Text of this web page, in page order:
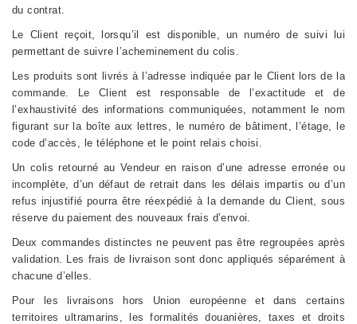
du contrat.
Le Client reçoit, lorsqu’il est disponible, un numéro de suivi lui
permettant de suivre l’acheminement du colis.
Les produits sont livrés à l’adresse indiquée par le Client lors de la
commande. Le Client est responsable de l’exactitude et de
l’exhaustivité des informations communiquées, notamment le nom
figurant sur la boîte aux lettres, le numéro de bâtiment, l’étage, le
code d’accès, le téléphone et le point relais choisi.
Un colis retourné au Vendeur en raison d’une adresse erronée ou
incomplète, d’un défaut de retrait dans les délais impartis ou d’un
refus injustifié pourra être réexpédié à la demande du Client, sous
réserve du paiement des nouveaux frais d’envoi.
Deux commandes distinctes ne peuvent pas être regroupées après
validation. Les frais de livraison sont donc appliqués séparément à
chacune d’elles.
Pour les livraisons hors Union européenne et dans certains
territoires ultramarins, les formalités douanières, taxes et droits